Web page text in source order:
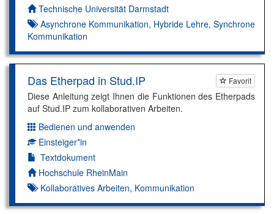
Autor*in:
Technische Universität Darmstadt
Asynchrone Kommunikation, Hybride Lehre, Synchrone
Kommunikation
Favorit
Das Etherpad in Stud.IP
Diese Anleitung zeigt Ihnen die Funktionen des Etherpads
auf Stud.IP zum kollaborativen Arbeiten.
Dimension:
Bedienen und anwenden
Kompetenzniveau:
Einsteiger*in
Textdokument
Autor*in:
Hochschule RheinMain
Kollaboratives Arbeiten, Kommunikation